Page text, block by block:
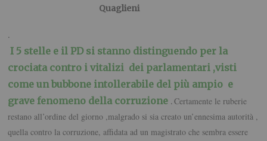
Quaglieni
.
I 5 stelle e il PD si stanno distinguendo per la
crociata contro i vitalizi dei parlamentari ,visti
come un bubbone intollerabile del più ampio e
grave fenomeno della corruzione .Certamente le ruberie
restano all’ordine del giorno ,malgrado si sia creato un’ennesima autorità ,
quella contro la corruzione, affidata ad un magistrato che sembra essere